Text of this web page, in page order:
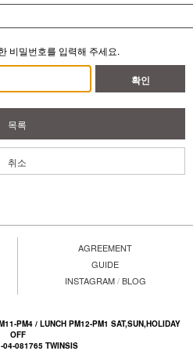
비밀번호를 입력해 주세요.
확인
목록
취소
AGREEMENT
GUIDE
INSTAGRAM/BLOG
PM4 / LUNCH PM12-PM1 SAT,SUN,HOLIDAY
OFF
04-081765 TWINSIS